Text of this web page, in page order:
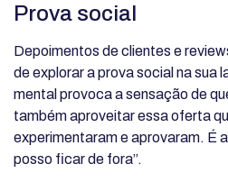
Prova social
Depoimentos de clientes e
de explorar a prova social na sua
mental provoca a sensação de
também aproveitar essa oferta
experimentaram e aprovaram. É
posso ficar de fora”.